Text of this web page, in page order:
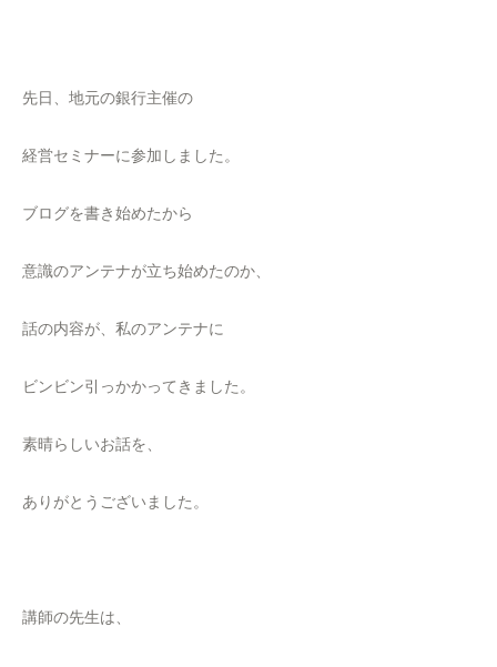
先日、地元の銀行主催の
経営セミナーに参加しました。
ブログを書き始めたから
意識のアンテナが立ち始めたのか、
話の内容が、私のアンテナに
ビンビン引っかかってきました。
素晴らしいお話を、
ありがとうございました。
講師の先生は、